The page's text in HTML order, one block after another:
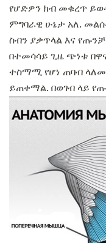
የሆድዎን ክብ መቁረጥ
ምግባራዊ ሁኔታ አለ.
ስብን ያቃጥላል እና
በተመሳሳይ ጊዜ ጭነቱ
ተስማሚ የሆነ ጠባብ
ይጠቀማል. በወገብ ላይ